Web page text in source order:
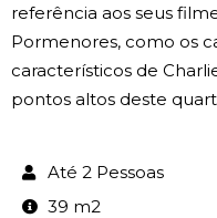
referência aos seus
Pormenores, como os
característicos de
pontos altos deste
Até 2 Pessoas
39 m2